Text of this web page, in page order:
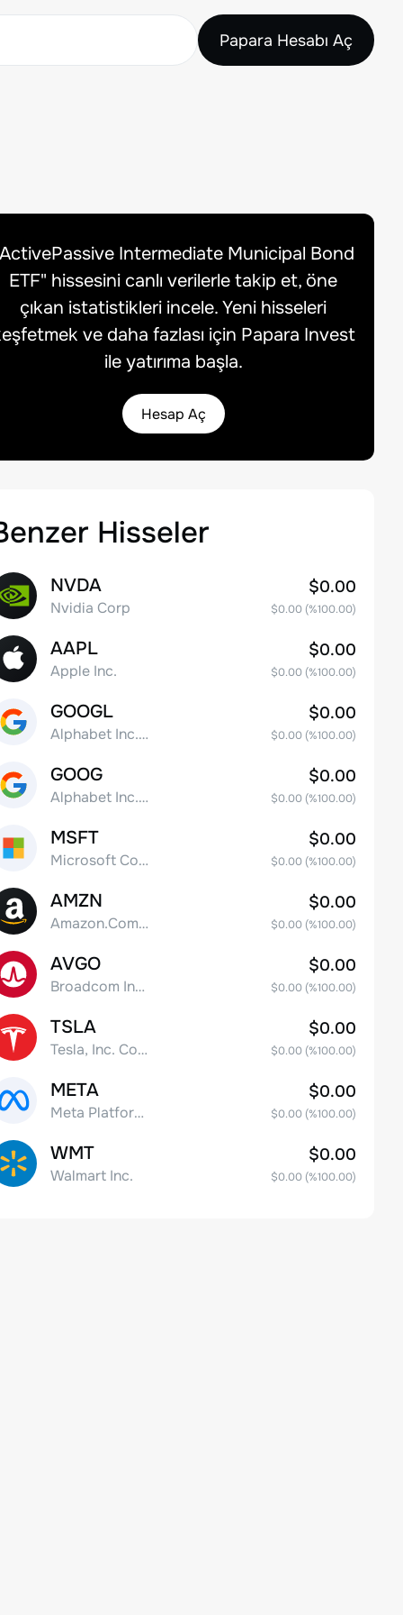
Papara Hesabı Aç
Intermediate Municipal Bond
ETF" hissesini canlı verilerle takip et, öne
çıkan istatistikleri incele. Yeni hisseleri
ve daha fazlası için Papara Invest
ile yatırıma başla.
Hesap Aç
Hisseler
NVDA
Nvidia Corp
$0.00
$0.00(%100.00)
AAPL
Apple Inc.
$0.00
$0.00(%100.00)
GOOGL
Alphabet Inc. Class A Common Stock
$0.00
$0.00(%100.00)
GOOG
Alphabet Inc. Class C Capital Stock
$0.00
$0.00(%100.00)
MSFT
Microsoft Corp
$0.00
$0.00(%100.00)
AMZN
Amazon.Com Inc
$0.00
$0.00(%100.00)
AVGO
Broadcom Inc. Common Stock
$0.00
$0.00(%100.00)
TSLA
Tesla, Inc. Common Stock
$0.00
$0.00(%100.00)
META
Meta Platforms, Inc. Class A Common Stock
$0.00
$0.00(%100.00)
WMT
Walmart Inc.
$0.00
$0.00(%100.00)